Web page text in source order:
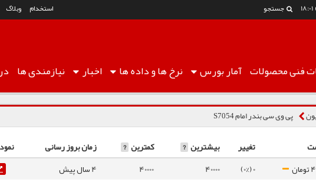
استخدام وبلاگ 18:01 جستجو
فنیمحصولات آماربورس نرخ هاو داده ها اخبار نیازمندی ها
پی وی سی بندر امام S7054
تغییر بیشترین ? کمترین ? زمان بروز رسانی
0 (0%)
40000
40000 4 سال پیش